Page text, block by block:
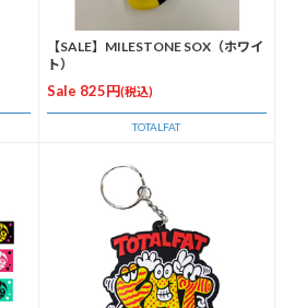
【SALE】MILESTONE SOX（ホワイ
ト）
Sale 825円(税込)
TOTALFAT